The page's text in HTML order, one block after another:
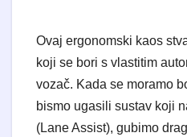
​Ovaj ergonomski kaos
koji se bori s vlastitim
vozač. Kada se moramo
bismo ugasili sustav koji
(Lane Assist), gubimo